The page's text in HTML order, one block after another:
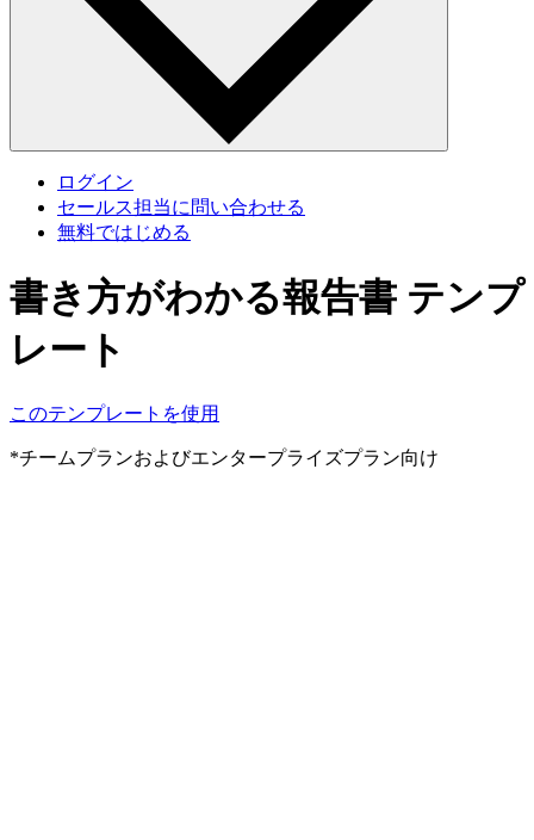
ログイン
セールス担当に問い合わせる
無料ではじめる
書き方がわかる報告書 テンプ
レート
このテンプレートを使用
*チームプランおよびエンタープライズプラン向け